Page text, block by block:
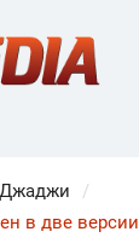
Джаджи
в две версии